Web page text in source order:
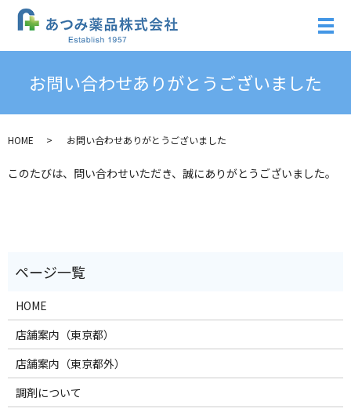
お問い合わせありがとうございました
HOME お問い合わせありがとうございました
このたびは、問い合わせいただき、誠にありがとうございました。
HOME
店舗案内（東京都）
店舗案内（東京都外）
調剤について